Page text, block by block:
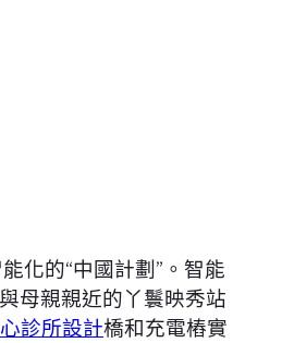
化的“中國計劃”。智能
母親親近的丫鬟映秀站
診所設計橋和充電樁實